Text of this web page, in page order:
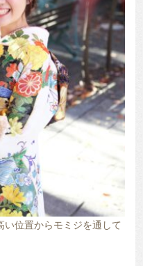
位置からモミジを通して